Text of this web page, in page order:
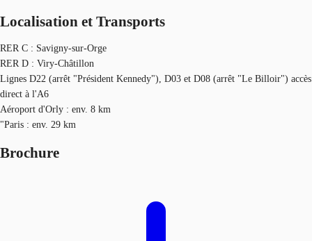
Localisation et Transports
RER C : Savigny-sur-Orge
RER D : Viry-Châtillon
Lignes D22 (arrêt "Président Kennedy"), D03 et D08 (arrêt "Le Billoir") accès
direct à l'A6
Aéroport d'Orly : env. 8 km
"Paris : env. 29 km
Brochure